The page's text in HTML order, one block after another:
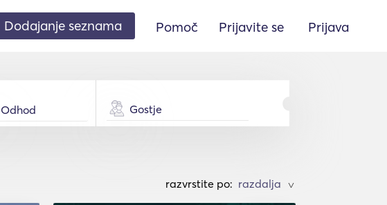
Dodajanje seznama Pomoč Prijavite se Prijava
Gostje
razvrstite po: >